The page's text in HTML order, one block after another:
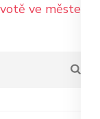
ve městech